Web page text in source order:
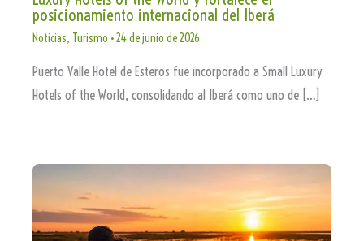
posicionamiento internacional del Iberá
Noticias, Turismo •24 de junio de 2026
Puerto Valle Hotel de Esteros fue incorporado a Small Luxury
Hotels of the World, consolidando al Iberá como uno de […]